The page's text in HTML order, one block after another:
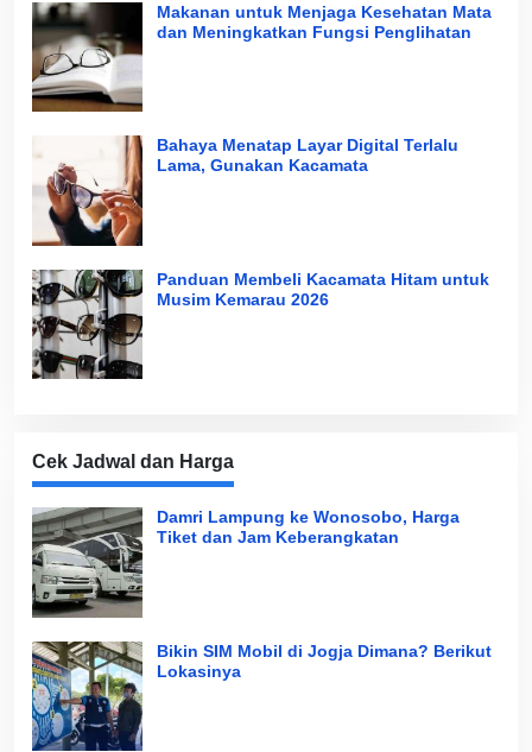
Makanan untuk Menjaga Kesehatan Mata
dan Meningkatkan Fungsi Penglihatan
Bahaya Menatap Layar Digital Terlalu
Lama, Gunakan Kacamata
Panduan Membeli Kacamata Hitam untuk
Musim Kemarau 2026
Cek Jadwal dan Harga
Damri Lampung ke Wonosobo, Harga
Tiket dan Jam Keberangkatan
Bikin SIM Mobil di Jogja Dimana? Berikut
Lokasinya